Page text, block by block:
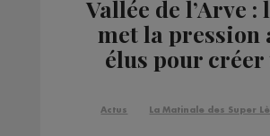
Vallée de l’Arve :
met la pression
élus pour créer
territoriale
Actus La Matinale des Super